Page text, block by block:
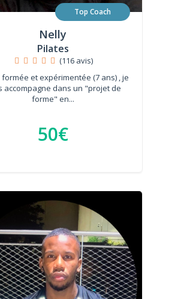
Top Coach
Nelly
Pilates
(116 avis)
formée et expérimentée (7 ans) , je
accompagne dans un "projet de
forme" en...
50€